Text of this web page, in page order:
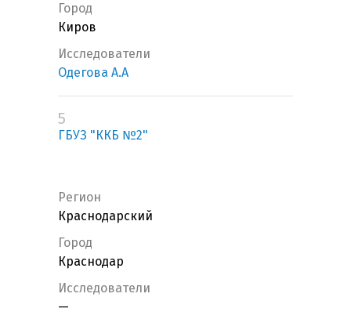
Город
Киров
Исследователи
Одегова А.А
5
ГБУЗ "ККБ №2"
Регион
Краснодарский
Город
Краснодар
Исследователи
—